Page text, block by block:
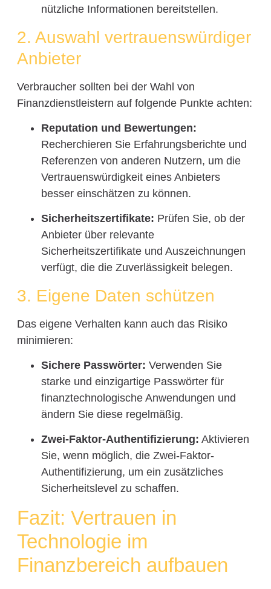
nützliche Informationen bereitstellen.
2. Auswahl vertrauenswürdiger
Anbieter
Verbraucher sollten bei der Wahl von
Finanzdienstleistern auf folgende Punkte achten:
Reputation und Bewertungen:
Recherchieren Sie Erfahrungsberichte und
Referenzen von anderen Nutzern, um die
Vertrauenswürdigkeit eines Anbieters
besser einschätzen zu können.
Sicherheitszertifikate: Prüfen Sie, ob der
Anbieter über relevante
Sicherheitszertifikate und Auszeichnungen
verfügt, die die Zuverlässigkeit belegen.
3. Eigene Daten schützen
Das eigene Verhalten kann auch das Risiko
minimieren:
Sichere Passwörter: Verwenden Sie
starke und einzigartige Passwörter für
finanztechnologische Anwendungen und
ändern Sie diese regelmäßig.
Zwei-Faktor-Authentifizierung: Aktivieren
Sie, wenn möglich, die Zwei-Faktor-
Authentifizierung, um ein zusätzliches
Sicherheitslevel zu schaffen.
Fazit: Vertrauen in
Technologie im
Finanzbereich aufbauen